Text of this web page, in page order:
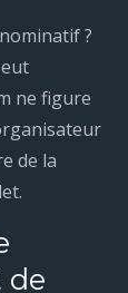
?
ne figure
de la
de